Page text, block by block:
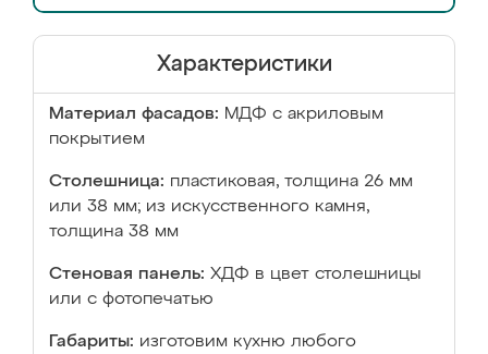
Характеристики
Материал фасадов: МДФ с акриловым
покрытием
Столешница: пластиковая, толщина 26 мм
или 38 мм; из искусственного камня,
толщина 38 мм
Стеновая панель: ХДФ в цвет столешницы
или с фотопечатью
Габариты: изготовим кухню любого